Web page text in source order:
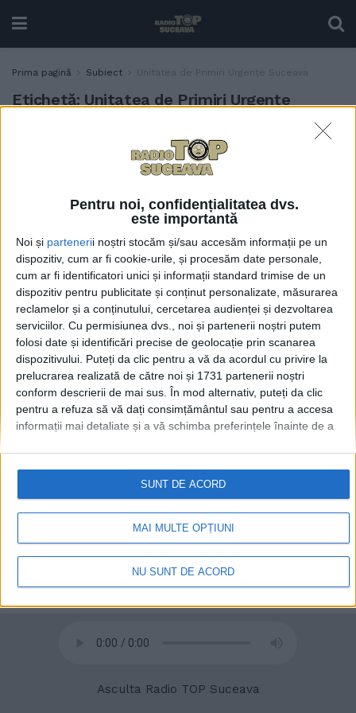
Pentru noi, confidențialitatea dvs.
este importantă
Noi și partenerii noștri stocăm și/sau accesăm informații pe un
dispozitiv, cum ar fi cookie-urile, și procesăm date personale,
cum ar fi identificatori unici și informații standard trimise de un
dispozitiv pentru publicitate și conținut personalizate, măsurarea
reclamelor și a conținutului, cercetarea audienței și dezvoltarea
serviciilor. Cu permisiunea dvs., noi și partenerii noștri putem
folosi date și identificări precise de geolocație prin scanarea
dispozitivului. Puteți da clic pentru a vă da acordul cu privire la
prelucrarea realizată de către noi și 1731 partenerii noștri
conform descrierii de mai sus. În mod alternativ, puteți da clic
pentru a refuza să vă dați consimțământul sau pentru a accesa
informații mai detaliate și a vă schimba preferințele înainte de a
retrageți consimțământul în orice moment, revenind la acest site
și făcând clic pe butonul "Confidențialitate" din partea de jos a
paginii web.
MAI MULTE OPȚIUNI
NU SUNT DE ACORD
SUNT DE ACORD
Prima pagină Subiect Unitatea de Primiri Urgențe Suceava
Etichetă: Unitatea de Primiri Urgențe
Apelul spitalului, pentru ca
UPU Suceava să nu se
perioadă în care se fac
lucrări. Dr. Irina Badrajan:
Se aglomerează UPU cu
cazuri care nu ar trebui să
ajungă acolo, în defavoarea
celor care trebuie preluați
într-o mare urgență
21 APRILIE, 2026
Radio TOP Suceava 104 FM
Asculta Radio TOP Suceava